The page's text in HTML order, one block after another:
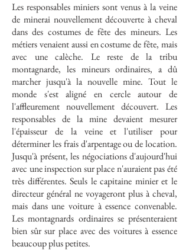
Les responsables miniers sont venus à la veine
de minerai nouvellement découverte à cheval
dans des costumes de fête des mineurs. Les
métiers venaient aussi en costume de fête, mais
avec une calèche. Le reste de la tribu
montagnarde, les mineurs ordinaires, a dû
marcher jusqu'à la nouvelle mine. Tout le
monde s'est aligné en cercle autour de
l'affleurement nouvellement découvert. Les
responsables de la mine devaient mesurer
l'épaisseur de la veine et l'utiliser pour
déterminer les frais d'arpentage ou de location.
Jusqu'à présent, les négociations d'aujourd'hui
avec une inspection sur place n'auraient pas été
très différentes. Seuls le capitaine minier et le
directeur général ne voyageront plus à cheval,
mais dans une voiture à essence convenable.
Les montagnards ordinaires se présenteraient
bien sûr sur place avec des voitures à essence
beaucoup plus petites.